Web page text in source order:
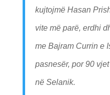
kujtojmë Hasan
vite më parë, erdhi
me Bajram Currin e
pasnesër, por 90
në Selanik.